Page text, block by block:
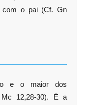
com o pai (Cf. Gn
e o maior dos
12,28-30). É a